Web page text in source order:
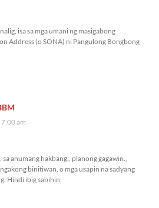
isa sa mga umani ng masigabong
Address (o SONA) ni Pangulong Bongbong
7:00 am
anumang hakbang., planong gagawin.,
binitiwan, o mga usapin na sadyang
Hindi ibig sabihin,